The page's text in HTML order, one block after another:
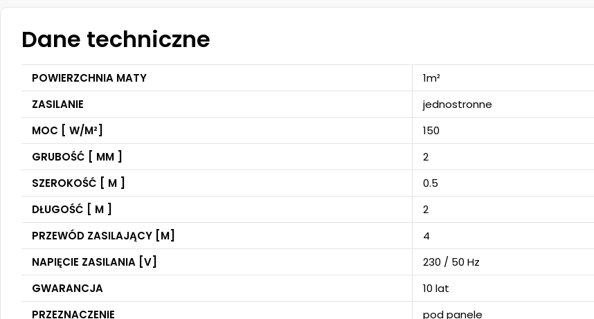
Dane techniczne
POWIERZCHNIA MATY
1m²
ZASILANIE
jednostronne
MOC [ W/M²]
150
GRUBOŚĆ [ MM ]
2
SZEROKOŚĆ [ M ]
0.5
DŁUGOŚĆ [ M ]
2
PRZEWÓD ZASILAJĄCY [M]
4
NAPIĘCIE ZASILANIA [V]
230 / 50 Hz
GWARANCJA
10 lat
PRZEZNACZENIE
pod panele